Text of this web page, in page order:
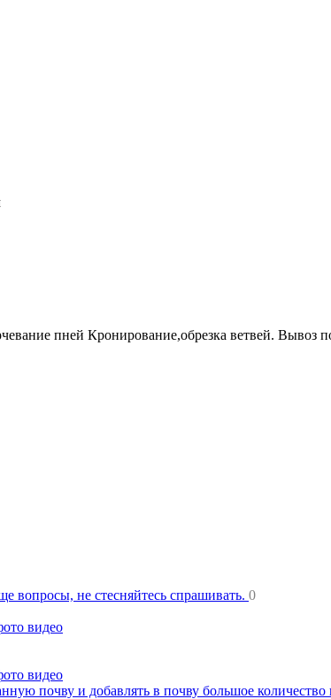
пней Кронирование,обрезка ветвей. Вывоз
вопросы, не стесняйтесь спрашивать. 0
видео
видео
почву и добавлять в почву большое количество